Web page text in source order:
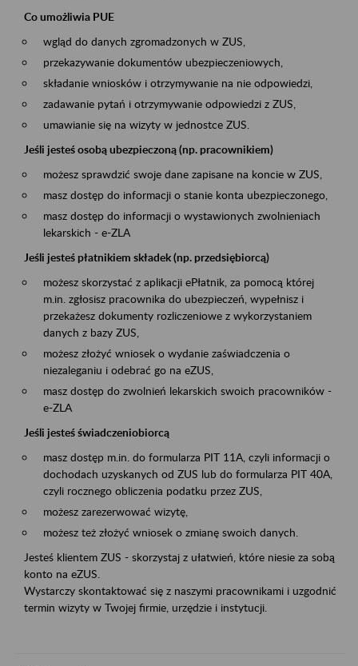
Co umożliwia PUE
wgląd do danych zgromadzonych w ZUS,
przekazywanie dokumentów ubezpieczeniowych,
składanie wniosków i otrzymywanie na nie odpowiedzi,
zadawanie pytań i otrzymywanie odpowiedzi z ZUS,
umawianie się na wizyty w jednostce ZUS.
Jeśli jesteś osobą ubezpieczoną (np. pracownikiem)
możesz sprawdzić swoje dane zapisane na koncie w ZUS,
masz dostęp do informacji o stanie konta ubezpieczonego,
masz dostęp do informacji o wystawionych zwolnieniach
lekarskich - e-ZLA
Jeśli jesteś płatnikiem składek (np. przedsiębiorcą)
możesz skorzystać z aplikacji ePłatnik, za pomocą której
m.in. zgłosisz pracownika do ubezpieczeń, wypełnisz i
przekażesz dokumenty rozliczeniowe z wykorzystaniem
danych z bazy ZUS,
możesz złożyć wniosek o wydanie zaświadczenia o
niezaleganiu i odebrać go na eZUS,
masz dostęp do zwolnień lekarskich swoich pracowników -
e-ZLA
Jeśli jesteś świadczeniobiorcą
masz dostęp m.in. do formularza PIT 11A, czyli informacji o
dochodach uzyskanych od ZUS lub do formularza PIT 40A,
czyli rocznego obliczenia podatku przez ZUS,
możesz zarezerwować wizytę,
możesz też złożyć wniosek o zmianę swoich danych.
Jesteś klientem ZUS - skorzystaj z ułatwień, które niesie za sobą
konto na eZUS.
Wystarczy skontaktować się z naszymi pracownikami i uzgodnić
termin wizyty w Twojej firmie, urzędzie i instytucji.